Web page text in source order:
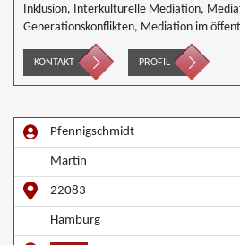
Inklusion, Interkulturelle Mediation,
Generationskonflikten, Mediation im
bei Team- und Gruppenkonflikten,
Schulmediation
KONTAKT PROFIL
Pfennigschmidt
Martin
22083
Hamburg